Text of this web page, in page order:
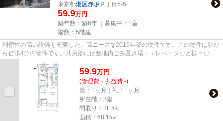
東京都港区赤坂 ８丁目5-5
59.9万円
築年数：築6年 ｜募集中： 1室
階数：5階建
利便性の高い設備も充実した、高ニーズな2019年築の物件です。この物件は駅か
ら徒歩4分の物件です。共用部には敷地内ごみ置き場・エレベータなど様々な設
備やサービスが揃っているので...
59.9万円
(管理費・共益費 -)
敷：1ヶ月｜礼：1ヶ月
所在階：3階
間取り：2LDK
面積：68.15㎡